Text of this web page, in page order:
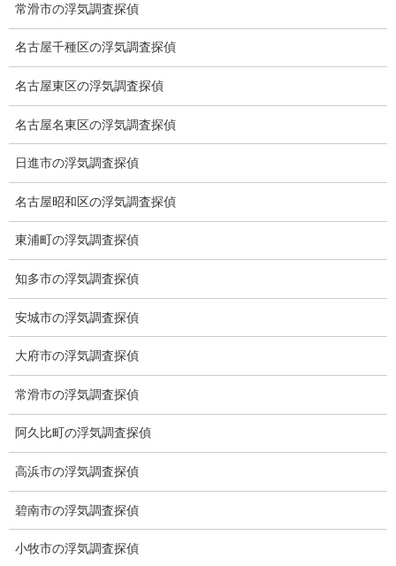
盗聴調査
盗撮器発見調査
盗撮調査
常滑市の浮気調査探偵
名古屋千種区の浮気調査探偵
名古屋東区の浮気調査探偵
名古屋名東区の浮気調査探偵
日進市の浮気調査探偵
名古屋昭和区の浮気調査探偵
東浦町の浮気調査探偵
知多市の浮気調査探偵
安城市の浮気調査探偵
大府市の浮気調査探偵
常滑市の浮気調査探偵
阿久比町の浮気調査探偵
高浜市の浮気調査探偵
碧南市の浮気調査探偵
小牧市の浮気調査探偵